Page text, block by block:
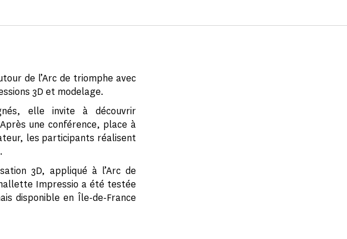
de l’Arc de triomphe avec
3D et modelage.
elle invite à découvrir
une conférence, place à
les participants réalisent
3D, appliqué à l’Arc de
Impressio a été testée
disponible en Île-de-France